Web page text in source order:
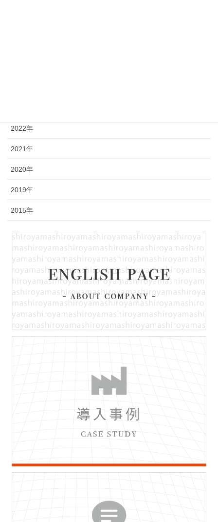
2022年
2021年
2020年
2019年
2015年